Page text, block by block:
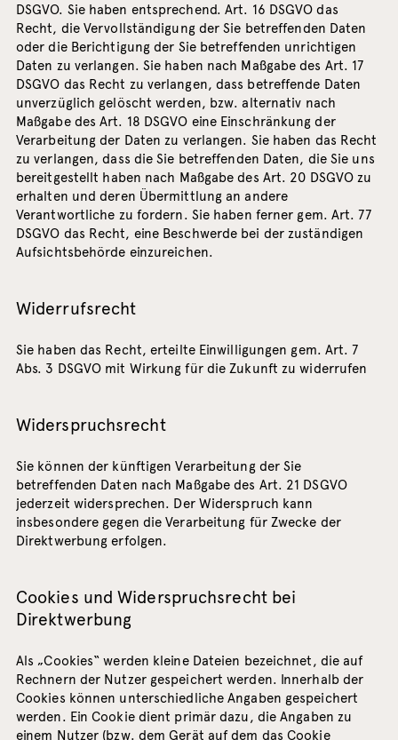
DSGVO. Sie haben entsprechend. Art. 16 DSGVO das
Recht, die Vervollständigung der Sie betreffenden Daten
oder die Berichtigung der Sie betreffenden unrichtigen
Daten zu verlangen. Sie haben nach Maßgabe des Art. 17
DSGVO das Recht zu verlangen, dass betreffende Daten
unverzüglich gelöscht werden, bzw. alternativ nach
Maßgabe des Art. 18 DSGVO eine Einschränkung der
Verarbeitung der Daten zu verlangen. Sie haben das Recht
zu verlangen, dass die Sie betreffenden Daten, die Sie uns
bereitgestellt haben nach Maßgabe des Art. 20 DSGVO zu
erhalten und deren Übermittlung an andere
Verantwortliche zu fordern. Sie haben ferner gem. Art. 77
DSGVO das Recht, eine Beschwerde bei der zuständigen
Aufsichtsbehörde einzureichen.
Widerrufsrecht
Sie haben das Recht, erteilte Einwilligungen gem. Art. 7
Abs. 3 DSGVO mit Wirkung für die Zukunft zu widerrufen
Widerspruchsrecht
Sie können der künftigen Verarbeitung der Sie
betreffenden Daten nach Maßgabe des Art. 21 DSGVO
jederzeit widersprechen. Der Widerspruch kann
insbesondere gegen die Verarbeitung für Zwecke der
Direktwerbung erfolgen.
Cookies und Widerspruchsrecht bei
Direktwerbung
Als „Cookies“ werden kleine Dateien bezeichnet, die auf
Rechnern der Nutzer gespeichert werden. Innerhalb der
Cookies können unterschiedliche Angaben gespeichert
werden. Ein Cookie dient primär dazu, die Angaben zu
einem Nutzer (bzw. dem Gerät auf dem das Cookie